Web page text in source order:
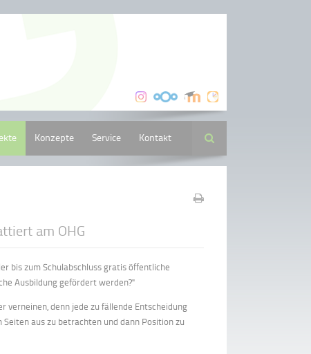
Konzepte Service Kontakt Suche
am OHG
bis zum Schulabschluss gratis öffentliche
Ausbildung gefördert werden?"
verneinen, denn jede zu fällende Entscheidung
aus zu betrachten und dann Position zu